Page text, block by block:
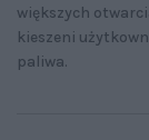
większych
kieszeni
paliwa.